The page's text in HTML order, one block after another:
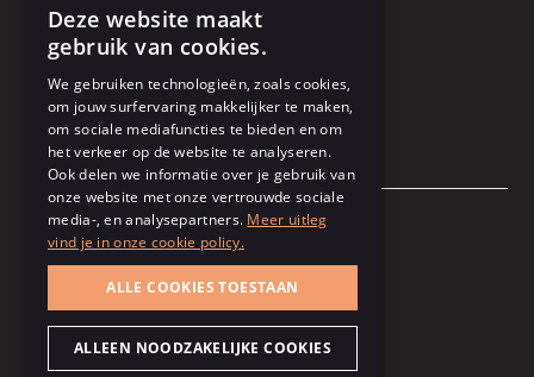
2600 Antwerpen
Algemene voorwaarden
Gebruiksvoorwaarden
Cookie policy
FRENCH
Deze website maakt
gebruik van cookies.
We gebruiken technologieën, zoals cookies,
om jouw surfervaring makkelijker te maken,
om sociale mediafuncties te bieden en om
het verkeer op de website te analyseren.
Ook delen we informatie over je gebruik van
onze website met onze vertrouwde sociale
media-, en analysepartners. Meer uitleg
vind je in onze cookie policy.
ALLE COOKIES TOESTAAN
ALLEEN NOODZAKELIJKE COOKIES